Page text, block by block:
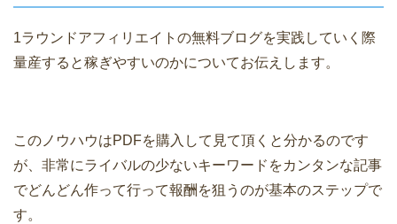
1ラウンドアフィリエイトの無料ブログを実践していく際
量産すると稼ぎやすいのかについてお伝えします。
このノウハウはPDFを購入して見て頂くと分かるのです
が、非常にライバルの少ないキーワードをカンタンな記事
でどんどん作って行って報酬を狙うのが基本のステップで
す。